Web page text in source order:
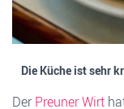
Die Küche ist sehr
DerPreuner Wirt